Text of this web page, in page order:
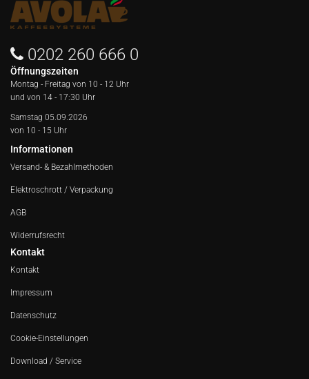
0202 260 666 0
Öffnungszeiten
Montag - Freitag von 10 - 12 Uhr
und von 14 - 17:30 Uhr
Samstag 05.09.2026
von 10 - 15 Uhr
Informationen
Versand- & Bezahlmethoden
Elektroschrott / Verpackung
AGB
Widerrufsrecht
Kontakt
Kontakt
Impressum
Datenschutz
Cookie-Einstellungen
Download / Service